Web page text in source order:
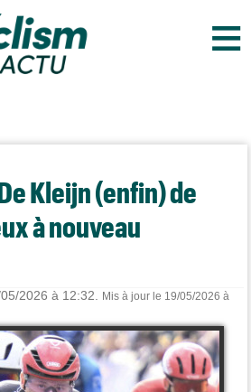
≡
Kleijn (enfin) de
à nouveau
2026 à 12:32.
Mis à jour le 19/05/2026 à